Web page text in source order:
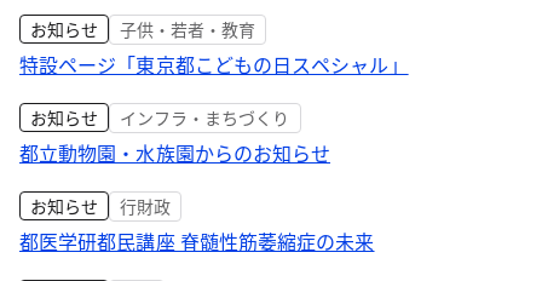
お知らせ 子供・若者・教育
特設ページ「東京都こどもの日スペシャル」
お知らせ インフラ・まちづくり
都立動物園・水族園からのお知らせ
お知らせ 行財政
都医学研都民講座 脊髄性筋萎縮症の未来